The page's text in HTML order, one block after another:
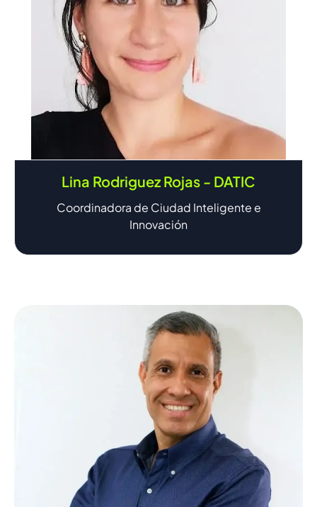
Lina Rodriguez Rojas - DATIC
Coordinadora de Ciudad Inteligente e
Innovación